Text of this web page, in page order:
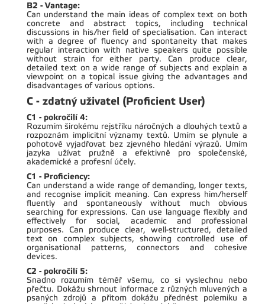
B2 - Vantage:
Can understand the main ideas of complex text on both
concrete and abstract topics, including technical
discussions in his/her field of specialisation. Can interact
with a degree of fluency and spontaneity that makes
regular interaction with native speakers quite possible
without strain for either party. Can produce clear,
detailed text on a wide range of subjects and explain a
viewpoint on a topical issue giving the advantages and
disadvantages of various options.
C - zdatný uživatel (Proficient User)
C1 - pokročilí 4:
Rozumím širokému rejstříku náročných a dlouhých textů a
rozpoznám implicitní významy textů. Umím se plynule a
pohotově vyjadřovat bez zjevného hledání výrazů. Umím
jazyka užívat pružně a efektivně pro společenské,
akademické a profesní účely.
C1 - Proficiency:
Can understand a wide range of demanding, longer texts,
and recognise implicit meaning. Can express him/herself
fluently and spontaneously without much obvious
searching for expressions. Can use language flexibly and
effectively for social, academic and professional
purposes. Can produce clear, well-structured, detailed
text on complex subjects, showing controlled use of
organisational patterns, connectors and cohesive
devices.
C2 - pokročilí 5:
Snadno rozumím téměř všemu, co si vyslechnu nebo
přečtu. Dokážu shrnout informace z různých mluvených a
psaných zdrojů a přitom dokážu přednést polemiku a